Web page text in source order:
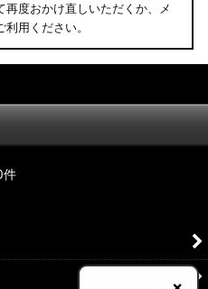
度おかけ直しいただくか、メ
用ください。
件